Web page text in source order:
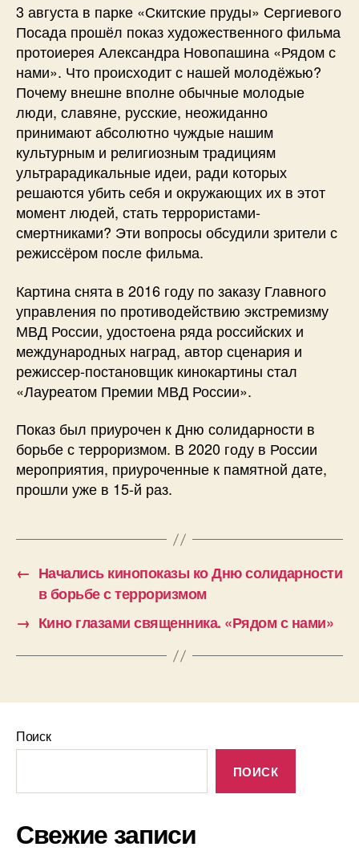
3 августа в парке «Скитские пруды» Сергиевого
Посада прошёл показ художественного фильма
протоиерея Александра Новопашина «Рядом с
нами». Что происходит с нашей молодёжью?
Почему внешне вполне обычные молодые
люди, славяне, русские, неожиданно
принимают абсолютно чуждые нашим
культурным и религиозным традициям
ультрарадикальные идеи, ради которых
решаются убить себя и окружающих их в этот
момент людей, стать террористами-
смертниками? Эти вопросы обсудили зрители с
режиссёром после фильма.
Картина снята в 2016 году по заказу Главного
управления по противодействию экстремизму
МВД России, удостоена ряда российских и
международных наград, автор сценария и
режиссер-постановщик кинокартины стал
«Лауреатом Премии МВД России».
Показ был приурочен к Дню солидарности в
борьбе с терроризмом. В 2020 году в России
мероприятия, приуроченные к памятной дате,
прошли уже в 15-й раз.
← Начались кинопоказы ко Дню солидарности
в борьбе с терроризмом
→ Кино глазами священника. «Рядом с нами»
Поиск
ПОИСК
Свежие записи